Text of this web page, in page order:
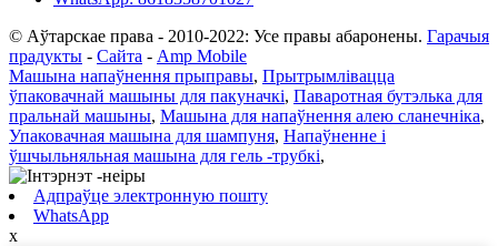
© Аўтарскае права - 2010-2022: Усе правы абаронены. Гарачыя
прадукты - Сайта - Amp Mobile
Машына напаўнення прыправы, Прытрымлівацца
ўпаковачнай машыны для пакуначкі, Паваротная бутэлька для
пральнай машыны, Машына для напаўнення алею сланечніка,
Упаковачная машына для шампуня, Напаўненне і
ўшчыльняльная машына для гель -трубкі,
Адпраўце электронную пошту
WhatsApp
x